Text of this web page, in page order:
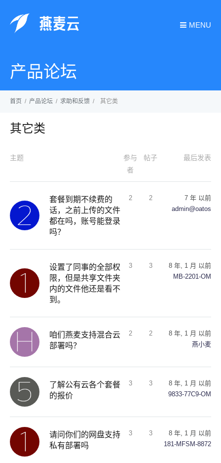
MENU
产品论坛
首页 / 产品论坛 / 求助和反馈 / 其它类
其它类
主题
参与
者
帖子 最后发表
套餐到期不续费的
话，之前上传的文件
都在吗，账号能登录
吗？
2 2
7 年 以前
admin@oatos
设置了同事的全部权
限，但是共享文件夹
内的文件他还是看不
到。
3 3
8 年, 1 月 以前
MB-2201-OM
咱们燕麦支持混合云
部署吗？
2 2
8 年, 1 月 以前
燕小麦
了解公有云各个套餐
的报价
3 3
8 年, 1 月 以前
9833-77C9-OM
请问你们的网盘支持
私有部署吗
3 3
8 年, 1 月 以前
181-MFSM-8872